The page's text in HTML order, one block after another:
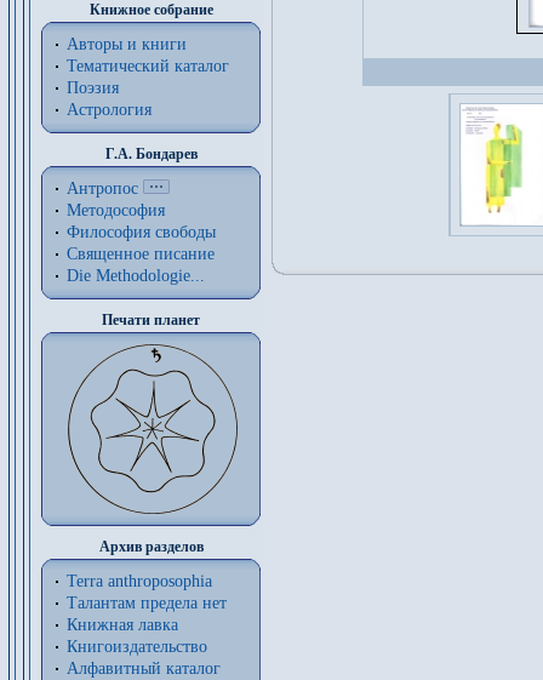
Книжное собрание
Авторы и книги
Тематический каталог
Поэзия
Астрология
Г.А. Бондарев
Антропос
Методософия
Философия cвободы
Священное писание
Die Methodologie...
Печати планет
Архив разделов
Terra anthroposophia
Талантам предела нет
Книжная лавка
Книгоиздательство
Алфавитный каталог